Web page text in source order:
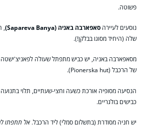
פשוטה.
נוסעים לעיירה סאפארבה באניה (Sapareva Banya)
,
שלה (היחיד מסוגו בבלקן!).
מסאפארבה באניה, יש כביש מתפתל שעולה
של הרכבל (Pionerska hut).
הנסיעה מסופיה אורכת כשעה וחצי-שעתיים, תלוי
כבישים בולגריים.
יש חניה מסודרת (בתשלום סמלי) ליד הרכבל. אל תתפתו